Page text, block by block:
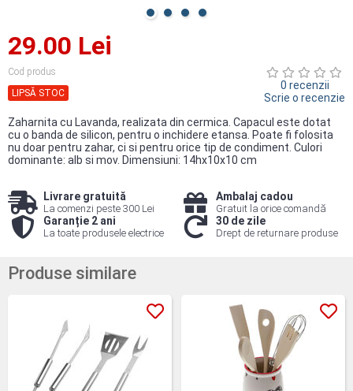
29.00 Lei
Cod produs
LIPSĂ STOC
0 recenzii
Scrie o recenzie
Zaharnita cu Lavanda, realizata din cermica. Capacul este dotat
cu o banda de silicon, pentru o inchidere etansa. Poate fi folosita
nu doar pentru zahar, ci si pentru orice tip de condiment. Culori
dominante: alb si mov. Dimensiuni: 14hx10x10 cm
Livrare gratuită
La comenzi peste 300 Lei
Ambalaj cadou
Gratuit la orice comandă
Garanție 2 ani
La toate produsele electrice
30 de zile
Drept de returnare produse
Produse similare